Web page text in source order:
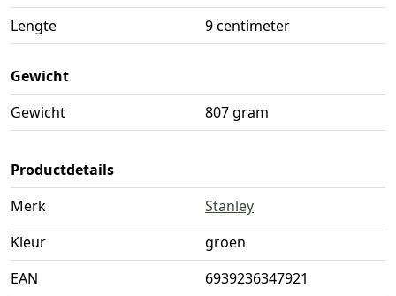
Lengte
9 centimeter
Gewicht
Gewicht
807 gram
Productdetails
Merk
Stanley
Kleur
groen
EAN
6939236347921